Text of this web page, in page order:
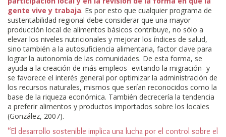
gente vive y trabaja. Es por esto que cualquier programa de
sustentabilidad regional debe considerar que una mayor
producción local de alimentos básicos contribuye, no sólo a
elevar los niveles nutricionales y mejorar los índices de salud,
sino también a la autosuficiencia alimentaria, factor clave para
lograr la autonomía de las comunidades. De esta forma, se
ayuda a la creación de más empleos -evitando la migración- y
se favorece el interés general por optimizar la administración de
los recursos naturales, mismos que serían reconocidos como la
base de la riqueza económica. También decrecería la tendencia
a preferir alimentos y productos importados sobre los locales
(González, 2007).
“El desarrollo sostenible implica una lucha por el control sobre el